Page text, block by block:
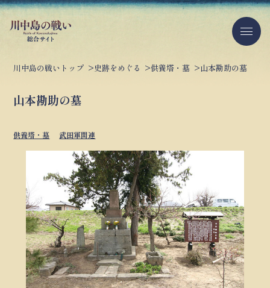
川中島の戦いトップ 史跡をめぐる 供養塔・墓 山本勘助の墓
山本勘助の墓
供養塔・墓 武田軍関連